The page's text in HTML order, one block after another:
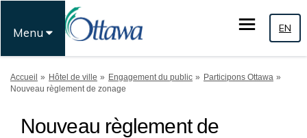
Menu EN
Vous êtes ici:
Accueil Hôtel de ville Engagement du public
Participons Ottawa
Nouveau règlement de zonage
Nouveau règlement de